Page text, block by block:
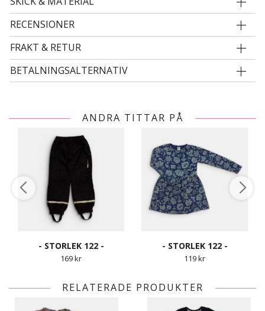
RECENSIONER
FRAKT & RETUR
BETALNINGSALTERNATIV
ANDRA TITTAR PÅ
- STORLEK 122 -
169 kr
- STORLEK 122 -
119 kr
RELATERADE PRODUKTER